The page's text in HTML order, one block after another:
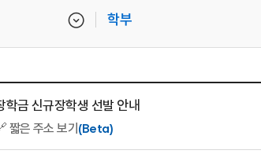
학부
금 신규장학생 선발 안내
짧은 주소 보기 (Beta)